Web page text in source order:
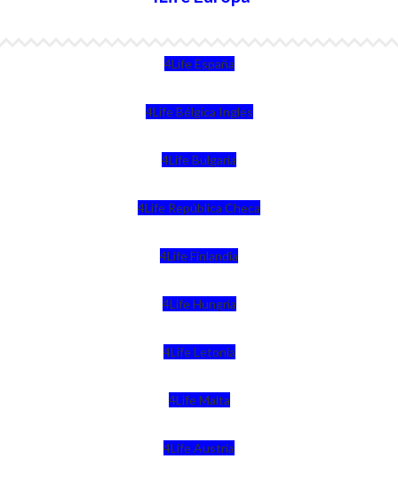
4Life España
4Life Bélgica Ingles
4Life Bulgaria
4Life República Checa
4Life Finlandia
4Life Hungria
4Life Letonia
4Life Malta
4Life Austria